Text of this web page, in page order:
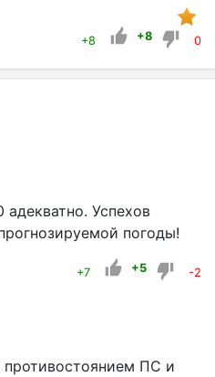
+8 +8 0
Успехов
погоды!
+7 +5 -2
противостоянием ПС и